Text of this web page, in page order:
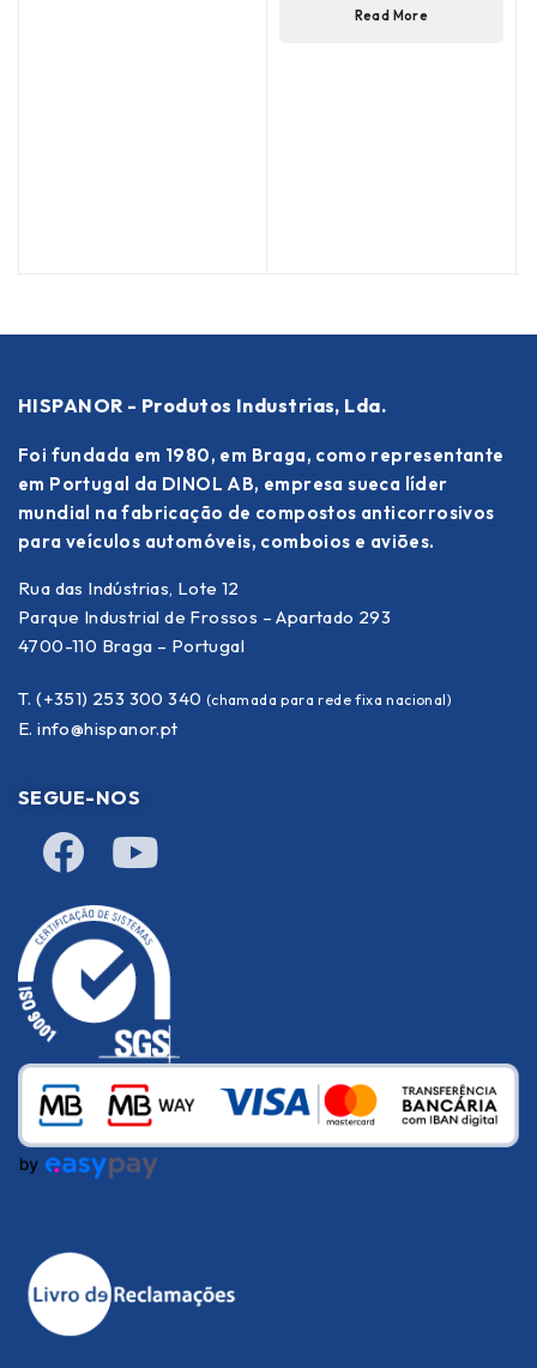
Read More
HISPANOR - Produtos Industrias, Lda.
Foi fundada em 1980, em Braga, como representante
em Portugal da DINOL AB, empresa sueca líder
mundial na fabricação de compostos anticorrosivos
para veículos automóveis, comboios e aviões.
Rua das Indústrias, Lote 12
Parque Industrial de Frossos – Apartado 293
4700-110 Braga – Portugal
T. (+351) 253 300 340 (chamada para rede fixa nacional)
E. info@hispanor.pt
SEGUE-NOS